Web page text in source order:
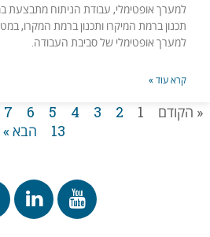
למערך אופטימלי, עבודת הניתוח מתבצעת
תכנון ברמת המיקרו ותכנון ברמת המקרו,
למערך אופטימלי של סביבת העבודה.
קרא עוד »
הקודם
13
הבא »